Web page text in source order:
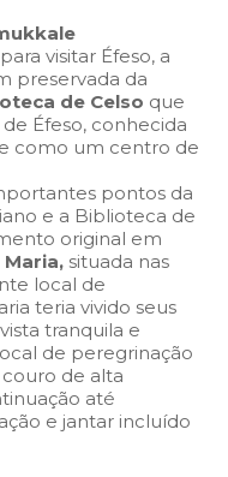
visitar Éfeso, a
preservada da
de Celso que
Éfeso, conhecida
como um centro de
pontos da
e a Biblioteca de
original em
situada nas
local de
teria vivido seus
tranquila e
de peregrinação
de alta
até
e jantar incluído